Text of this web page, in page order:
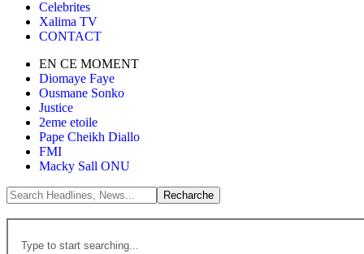
Celebrites
Xalima TV
CONTACT
EN CE MOMENT
Diomaye Faye
Ousmane Sonko
Justice
2eme etoile
Pape Cheikh Diallo
FMI
Macky Sall ONU